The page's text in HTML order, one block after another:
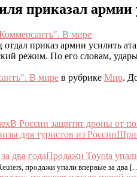
приказал армии
В мире
приказ армии усилить
режим. По его словам,
В мире в рубрике Мир.
В России защитят дроны от
Шри-
Продажи Toyota
продажи упали впервые за два